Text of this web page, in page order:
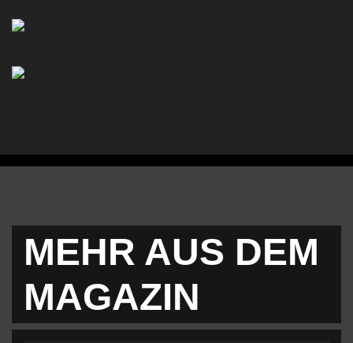
MEHR AUS DEM
MAGAZIN